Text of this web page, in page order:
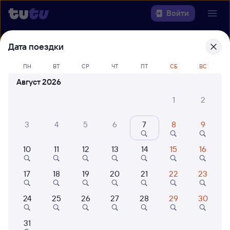
Войти
Выберите день, чтобы найти
билеты Камень-на-Оби — Карасук-1
22 года работаем для вас
Куда
Когда
Кто едет
Найти поезда
Дата поездки
ПН ВТ СР ЧТ ПТ СБ ВС
Август 2026
1
2
3 4 5 6 7 8 9
10 11 12 13 14 15 16
17 18 19 20 21 22 23
24 25 26 27 28 29 30
31